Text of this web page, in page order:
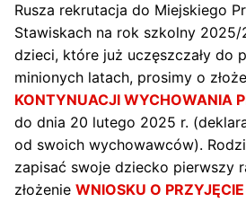
Rusza rekrutacja do Miejskiego
Stawiskach na rok szkolny
dzieci, które już uczęszczały do
minionych latach, prosimy o
KONTYNUACJI WYCHOWANIA
do dnia 20 lutego 2025 r.
od swoich wychowawców).
zapisać swoje dziecko pierwszy
złożenie WNIOSKU O